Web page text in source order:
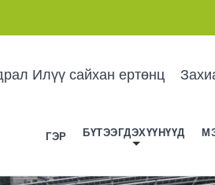
Илүү сайхан ертөнц
ГЭР БҮТЭЭГДЭХҮҮНҮҮД